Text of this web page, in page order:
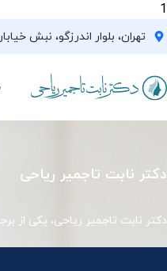
1
تهران، بلوار اندرزگو، نبش خیابان عبداللهی جنوبی،
دکتر نابت تاجمیر ریاحی
دکتر نابت تاجمیر ریاحی، یکی